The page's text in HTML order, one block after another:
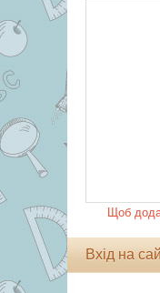
Щоб
Вхід на